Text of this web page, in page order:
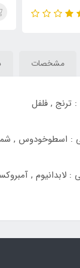
مشخصات
: ترنج , فلفل
: اسطوخودوس ,
: لابدانیوم ,